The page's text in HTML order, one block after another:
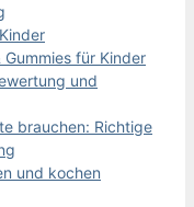
für Kinder
und
brauchen: Richtige
und kochen